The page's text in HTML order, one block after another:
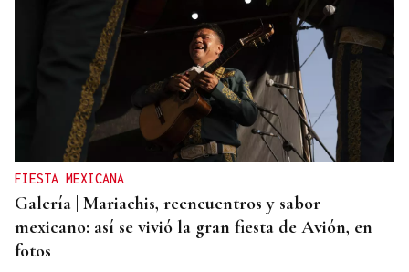
FIESTA MEXICANA
Galería | Mariachis, reencuentros y sabor
mexicano: así se vivió la gran fiesta de Avión, en
fotos